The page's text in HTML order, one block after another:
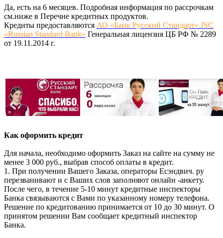
Да, есть на 6 месяцев. Подробная информация по рассрочкам
см.ниже в Перечне кредитных продуктов.
Кредиты предоставляются АО «Банк Русский Стандарт» JSC
«Russian Standard Bank» Генеральная лицензия ЦБ РФ № 2289
от 19.11.2014 г.
Как оформить кредит
Для начала, необходимо оформить Заказ на сайте на сумму не
менее 3 000 руб., выбрав способ оплаты в кредит.
1. При получении Вашего Заказа, операторы Есэндвич. ру
перезванивают и с Ваших слов заполняют онлайн -анкету.
После чего, в течение 5-10 минут кредитные инспекторы
Банка связываются с Вами по указанному номеру телефона.
Решение по кредитованию принимается от 10 до 30 минут. О
принятом решении Вам сообщает кредитный инспектор
Банка.